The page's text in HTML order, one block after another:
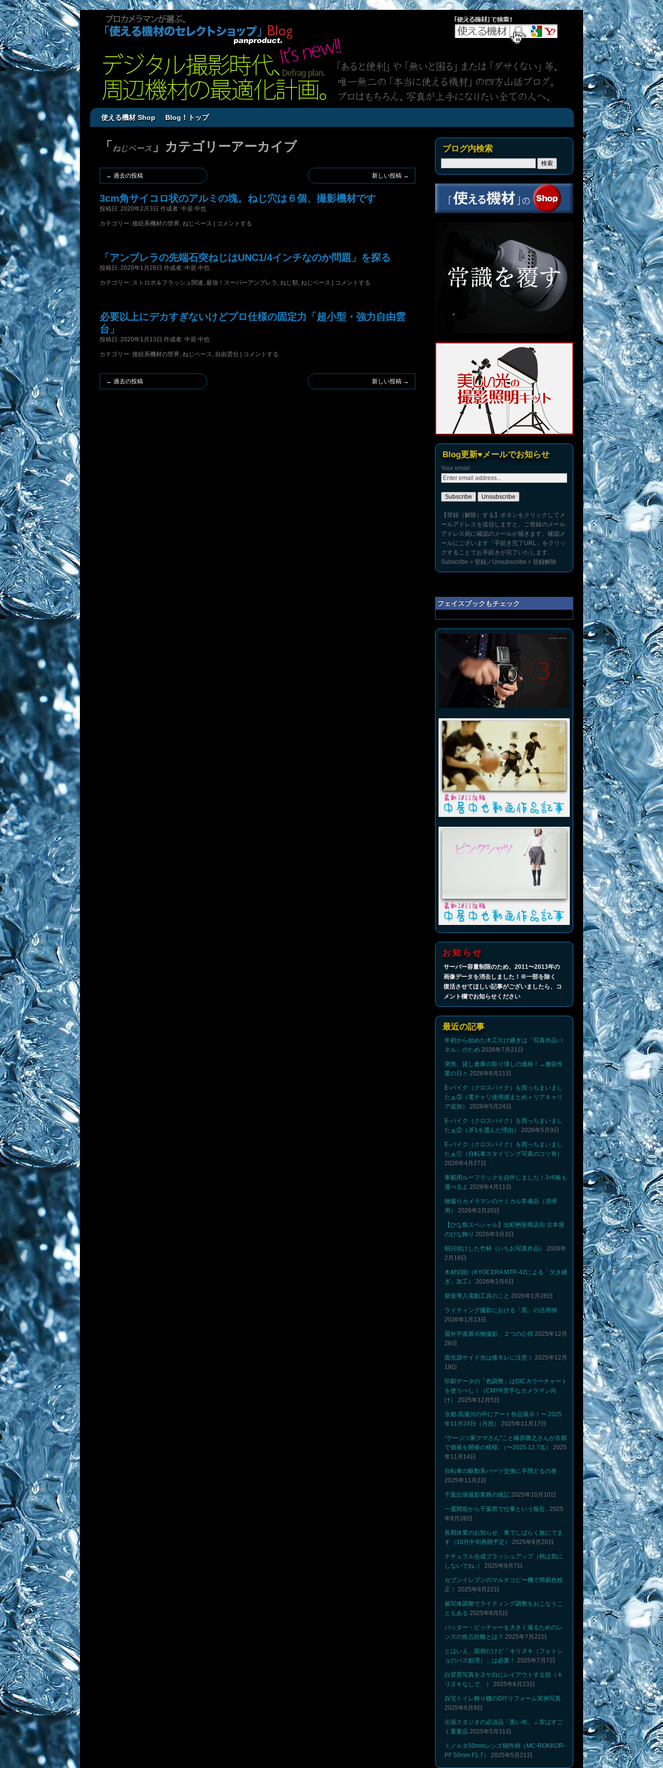
使える機材 Shop Blog！トップ
「 ねじベース 」カテゴリーアーカイブ
← 過去の投稿 新しい投稿 →
3cm角サイコロ状のアルミの塊。ねじ穴は６個、撮影機材です
投稿日: 2020年2月3日 作成者: 中居 中也
カテゴリー: 接続系機材の世界, ねじベース コメントする
「アンブレラの先端石突ねじはUNC1/4インチなのか問題」を探る
投稿日: 2020年1月28日 作成者: 中居 中也
カテゴリー: ストロボ＆フラッシュ関連, 最強！スーパーアンブレラ , ねじ類, ねじベース コメントする
必要以上にデカすぎないけどプロ仕様の固定力「超小型・強力自由雲
台」
投稿日: 2020年1月13日 作成者: 中居 中也
カテゴリー: 接続系機材の世界, ねじベース, 自由雲台 コメントする
← 過去の投稿 新しい投稿 →
ブログ内検索
Blog更新♥メールでお知らせ
Your email:
【登録（解除）する】ボタンをクリックしてメ
ールアドレスを送信しますと、ご登録のメール
アドレス宛に確認のメールが届きます。確認メ
ールにございます「手続き完了URL」をクリッ
クすることでお手続きが完了いたします。
Subscribe = 登録／Unsubscribe = 登録解除
フェイスブックもチェック
お知らせ
サーバー容量制限のため、2011〜2013年の
画像データを消去しました！※一部を除く
復活させてほしい記事がございましたら、コ
メント欄でお知らせください
最近の記事
年初から始めた木工欠け継ぎは「写真作品パ
ネル」のため 2026年7月21日
突然、貸し倉庫の取り壊しの連絡！→撤収作
業の日々 2026年6月21日
E-バイク（クロスバイク）を買っちまいまし
たぁ③（電チャリ使用感まとめ＋リアキャリ
ア追加）
2026年5月24日
E-バイク（クロスバイク）を買っちまいまし
たぁ②（JF1を選んだ理由）
2026年5月9日
E-バイク（クロスバイク）を買っちまいまし
たぁ①（自転車スタイリング写真のコツ有）
2026年4月27日
車載用ルーフラックを自作しました！3×6板も
運べるよ 2026年4月11日
物撮りカメラマンのケミカル常備品（清掃
用）
2026年3月20日
【ひな祭スペシャル】出町桝形商店街 古本屋
のひな飾り 2026年3月3日
朝日焼けした竹林（いちお写真作品）
2026年
2月18日
木材切削（KYOCERA MTR-42による「欠き継
ぎ」加工）
2026年2月6日
新規導入電動工具のこと 2026年1月26日
ライティング撮影における「黒」の活用例
2026年1月13日
屋外平面展示物撮影、２つの心得 2025年12月
26日
面光源サイド光は後モレに注意！ 2025年12月
19日
印刷データの「色調整」はDICカラーチャート
を使うべし！（CMYK苦手なカメラマン向
け）
2025年12月5日
京都 高瀬川の中にアート作品展示！〜 2025
年11月24日（月祝）
2025年11月17日
“ゲージツ家クマさん”こと篠原勝之さんが京都
で個展を開催の模様..（〜2025.12.7迄）
2025
年11月14日
自転車の駆動系パーツ交換に手間どるの巻
2025年11月2日
千葉出張撮影業務の後記 2025年10月10日
一週間前から千葉県で仕事という報告.. 2025
年9月28日
長期休業のお知らせ、車でしばらく旅にでま
す（10月中旬再開予定）
2025年9月20日
ナチュラル合成ブラッシュアップ（柄は気に
しないでね..）
2025年9月7日
セブンイレブンのマルチコピー機で簡易色校
正！ 2025年8月22日
被写体調整でライティング調整をおこなうこ
ともある 2025年8月5日
バッター・ピッチャーを大きく撮るためのレ
ンズの焦点距離とは？ 2025年7月22日
とはいえ、面倒だけど「キリヌキ（フォトシ
ョのパス処理）」は必要！ 2025年7月7日
白背景写真をヌケ白にレイアウトする技（キ
リヌキなしで、）
2025年6月23日
自宅トイレ飾り棚のDIYリフォーム実例写真
2025年6月9日
出張スタジオの必須品「黒い布」←実はすご
く重要品 2025年5月31日
ミノルタ50mmレンズ猫作例（MC-ROKKOR-
PF 50mm F1.7）
2025年5月21日